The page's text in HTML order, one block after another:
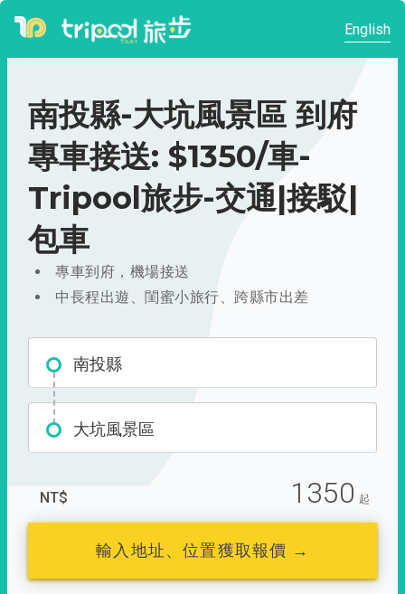
English
南投縣-大坑風景區 到府
專車接送: $1350/車-
Tripool旅步-交通|接駁|
包車
專車到府，機場接送
中長程出遊、閨蜜小旅行、跨縣市出差
南投縣
大坑風景區
NT$ 1350 起
輸入地址、位置獲取報價 →